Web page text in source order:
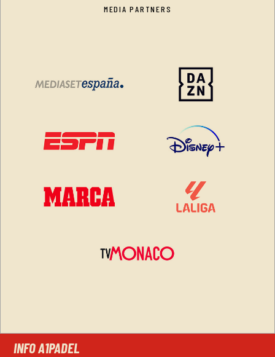
MEDIA PARTNERS
INFO A1PADEL